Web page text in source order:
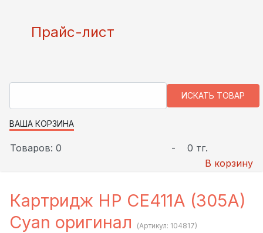
Прайс-лист
ВАША КОРЗИНА
Товаров: 0 -
0 тг.
В корзину
Картридж HP CE411A (305A)
Cyan оригинал
(Артикул: 104817)